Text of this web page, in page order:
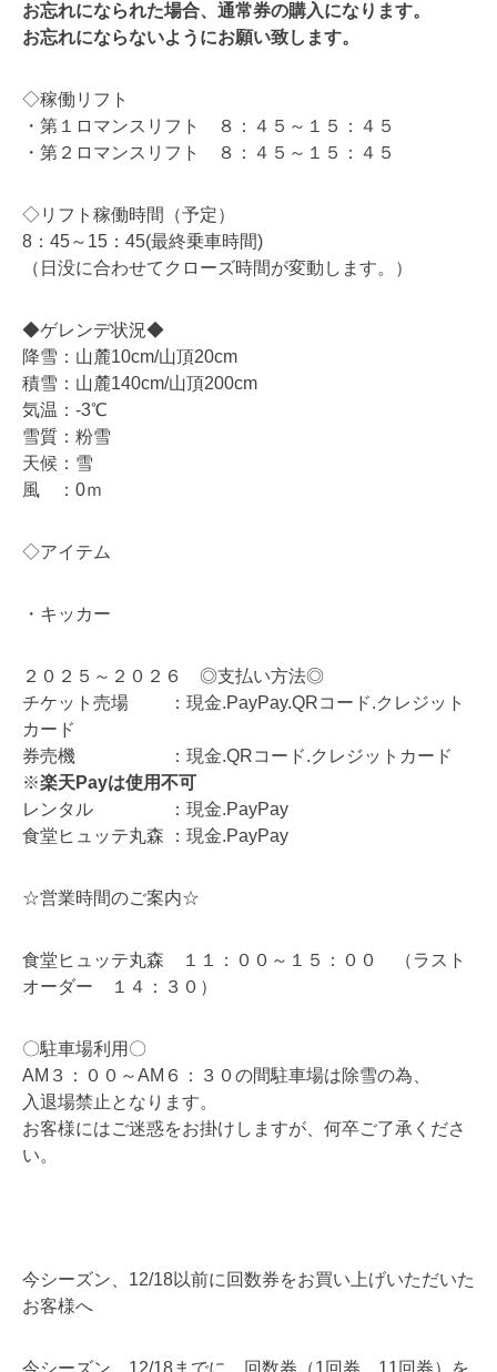
お忘れになられた場合、通常券の購入になります。
お忘れにならないようにお願い致します。
◇稼働リフト
・第１ロマンスリフト ８：４５～１５：４５
・第２ロマンスリフト ８：４５～１５：４５
◇リフト稼働時間（予定）
8：45～15：45(最終乗車時間)
（日没に合わせてクローズ時間が変動します。）
◆ゲレンデ状況◆
降雪：山麓10cm/山頂20cm
積雪：山麓140cm/山頂200cm
気温：-3℃
雪質：粉雪
天候：雪
風 ：0ｍ
◇アイテム
・キッカー
２０２５～２０２６ ◎支払い方法◎
チケット売場 ：現金.PayPay.QRコード.クレジット
カード
券売機 ：現金.QRコード.クレジットカード
※楽天Payは使用不可
レンタル ：現金.PayPay
食堂ヒュッテ丸森 ：現金.PayPay
☆営業時間のご案内☆
食堂ヒュッテ丸森 １１：００～１５：００ （ラスト
オーダー １４：３０）
〇駐車場利用〇
AM３：００～AM６：３０の間駐車場は除雪の為、
入退場禁止となります。
お客様にはご迷惑をお掛けしますが、何卒ご了承くださ
い。
今シーズン、12/18以前に回数券をお買い上げいただいた
お客様へ
今シーズン、12/18までに、回数券（1回券、11回券）を